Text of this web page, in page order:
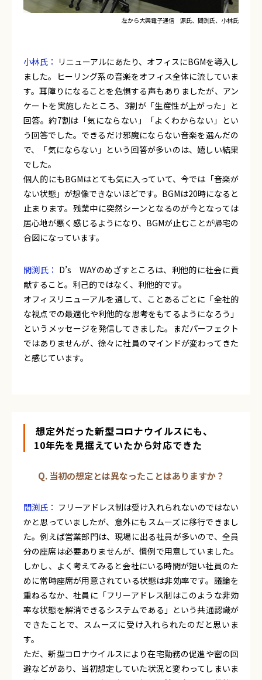
左から大興電子通信 源氏、間渕氏、小林氏
小林氏： リニューアルにあたり、オフィスにBGMを導入し
ました。ヒーリング系の音楽をオフィス全体に流していま
す。耳障りになることを危惧する声もありましたが、アン
ケートを実施したところ、3割が「生産性が上がった」と
回答。約7割は「気にならない」「よくわからない」とい
う回答でした。できるだけ邪魔にならない音楽を選んだの
で、「気にならない」という回答が多いのは、嬉しい結果
でした。
個人的にもBGMはとても気に入っていて、今では「音楽が
ない状態」が想像できないほどです。BGMは20時になると
止まります。残業中に突然シーンとなるのが今となっては
居心地が悪く感じるようになり、BGMが止むことが帰宅の
合図になっています。
間渕氏： D’s WAYのめざすところは、利他的に社会に貢
献すること。利己的ではなく、利他的です。
オフィスリニューアルを通して、ことあるごとに「全社的
な視点での最適化や利他的な思考をもてるようになろう」
というメッセージを発信してきました。まだパーフェクト
ではありませんが、徐々に社員のマインドが変わってきた
と感じています。
想定外だった新型コロナウイルスにも、
10年先を見据えていたから対応できた
Q. 当初の想定とは異なったことはありますか？
間渕氏： フリーアドレス制は受け入れられないのではない
かと思っていましたが、意外にもスムーズに移行できまし
た。例えば営業部門は、現場に出る社員が多いので、全員
分の座席は必要ありませんが、慣例で用意していました。
しかし、よく考えてみると会社にいる時間が短い社員のた
めに常時座席が用意されている状態は非効率です。議論を
重ねるなか、社員に「フリーアドレス制はこのような非効
率な状態を解消できるシステムである」という共通認識が
できたことで、スムーズに受け入れられたのだと思いま
す。
ただ、新型コロナウイルスにより在宅勤務の促進や密の回
避などがあり、当初想定していた状況と変わってしまいま